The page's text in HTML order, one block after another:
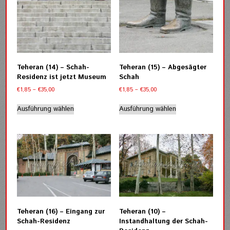
gewählt
werden
werden
Teheran (14) – Schah-
Residenz ist jetzt Museum
€1,85 –€35,00Preisspanne:
bis
€35,00
Ausführung wählen
mehrere
Varianten
auf.
Die
Optionen
können
Produktseite
Teheran (15) – Abgesägter
Schah
€1,85 – €35,00Preisspanne:
bis
€35,00
Ausführung wählenProdukt
mehrere
Varianten
auf.
Die
Optionen
können
auf
gewählt
Teheran (16) – Eingang zur
Schah-Residenz
Teheran (10) –
Instandhaltung der Schah-